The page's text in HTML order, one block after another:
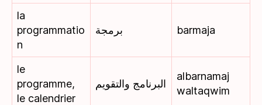
la
programmatio
n
برمجة barmaja
le
programme,
le calendrier
البرنامج والتقويم
albarnamaj
waltaqwim